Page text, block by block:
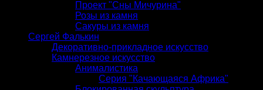
Проект "Сны Мичурина"
Розы из камня
Сакуры из камня
Сергей Фалькин
Декоративно-прикладное искусство
Камнерезное искусство
Анималистика
Серия "Качающаяся Африка"